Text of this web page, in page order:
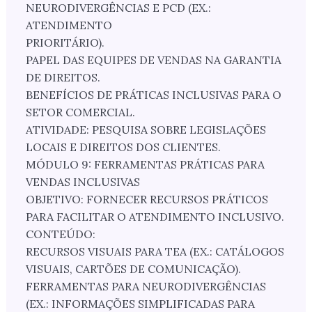
NEURODIVERGÊNCIAS E PCD (EX.:
ATENDIMENTO
PRIORITÁRIO).
PAPEL DAS EQUIPES DE VENDAS NA GARANTIA
DE DIREITOS.
BENEFÍCIOS DE PRÁTICAS INCLUSIVAS PARA O
SETOR COMERCIAL.
ATIVIDADE: PESQUISA SOBRE LEGISLAÇÕES
LOCAIS E DIREITOS DOS CLIENTES.
MÓDULO 9: FERRAMENTAS PRÁTICAS PARA
VENDAS INCLUSIVAS
OBJETIVO: FORNECER RECURSOS PRÁTICOS
PARA FACILITAR O ATENDIMENTO INCLUSIVO.
CONTEÚDO:
RECURSOS VISUAIS PARA TEA (EX.: CATÁLOGOS
VISUAIS, CARTÕES DE COMUNICAÇÃO).
FERRAMENTAS PARA NEURODIVERGÊNCIAS
(EX.: INFORMAÇÕES SIMPLIFICADAS PARA